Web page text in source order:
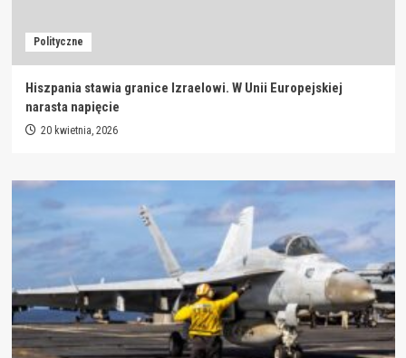
Polityczne
Hiszpania stawia granice Izraelowi. W Unii Europejskiej
narasta napięcie
20 kwietnia, 2026